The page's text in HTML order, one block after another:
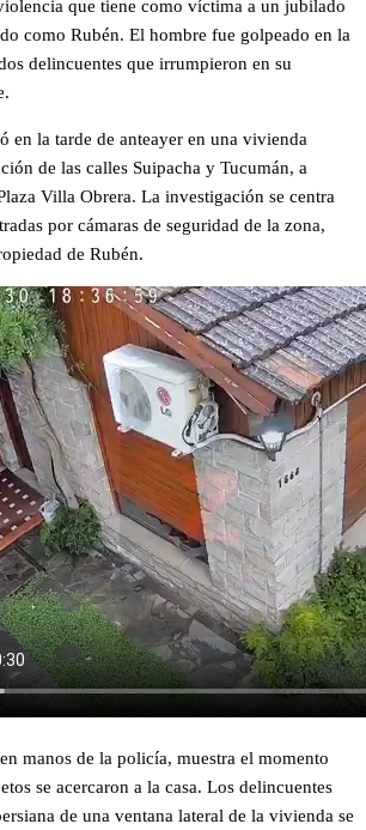
que tiene como víctima a un jubilado
como Rubén. El hombre fue golpeado en la
delincuentes que irrumpieron en su
en la tarde de anteayer en una vivienda
de las calles Suipacha y Tucumán, a
Villa Obrera. La investigación se centra
por cámaras de seguridad de la zona,
de Rubén.
manos de la policía, muestra el momento
se acercaron a la casa. Los delincuentes
de una ventana lateral de la vivienda se